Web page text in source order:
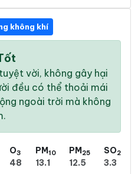
không khí
vời, không gây hại
đều có thể thoải mái
ngoài trời mà không
O3
48
PM10
13.1
PM25
12.5
SO2
3.3